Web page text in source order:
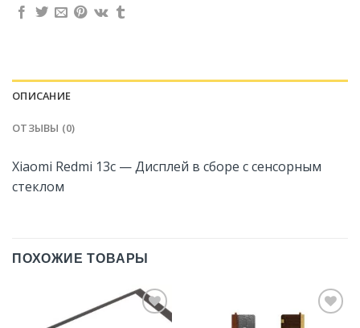
ОПИСАНИЕ
ОТЗЫВЫ (0)
Xiaomi Redmi 13c — Дисплей в сборе с сенсорным
стеклом
ПОХОЖИЕ ТОВАРЫ